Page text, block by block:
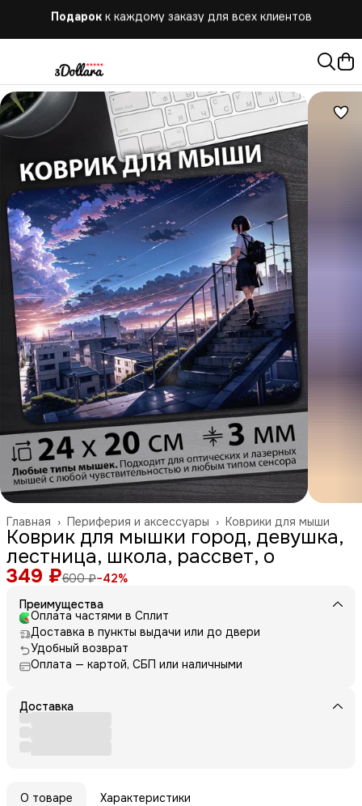
Коврики для мыши
Периферия и аксессуары ›
Главная ›
Коврик для мышки город, девушка,
лестница, школа, рассвет, о
349 ₽600 ₽−42%
Преимущества
Оплата частями в Сплит
Доставка в пункты выдачи или до двери
Удобный возврат
Оплата — картой, СБП или наличными
Доставка
О товаре Характеристики